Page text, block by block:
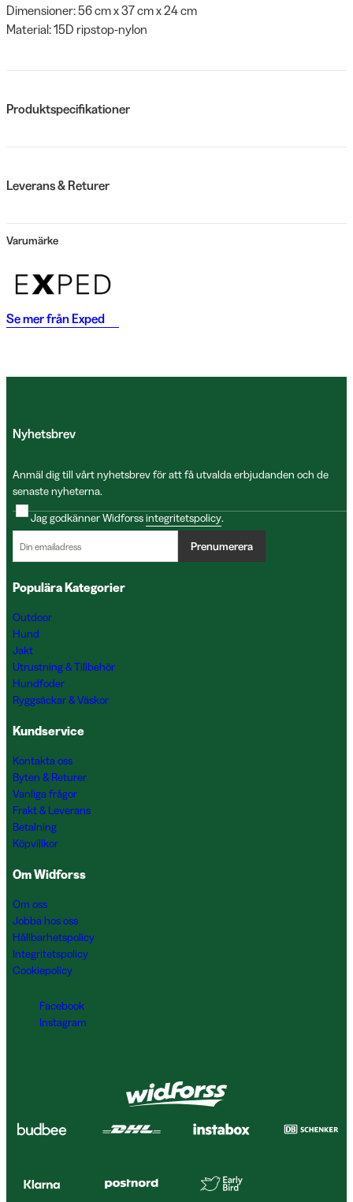
Dimensioner: 56 cm x 37 cm x 24 cm
Material: 15D ripstop-nylon
Produktspecifikationer
Leverans & Returer
Varumärke
Se mer från Exped
Nyhetsbrev
Anmäl dig till vårt nyhetsbrev för att få utvalda erbjudanden och de
senaste nyheterna.
Jag godkänner Widforssintegritetspolicy.
Prenumerera
Populära Kategorier
Outdoor
Hund
Jakt
Utrustning & Tillbehör
Hundfoder
Ryggsäckar & Väskor
Kundservice
Kontakta oss
Byten & Returer
Vanliga frågor
Frakt & Leverans
Betalning
Köpvillkor
Om Widforss
Om oss
Jobba hos oss
Hållbarhetspolicy
Integritetspolicy
Cookiepolicy
Facebook
Instagram